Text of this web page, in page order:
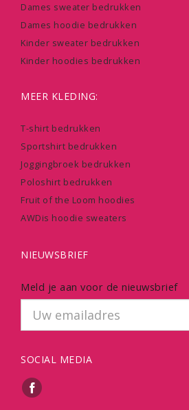
Dames sweater bedrukken
Dames hoodie bedrukken
Kinder sweater bedrukken
Kinder hoodies bedrukken
MEER KLEDING:
T-shirt bedrukken
Sportshirt bedrukken
Joggingbroek bedrukken
Poloshirt bedrukken
Fruit of the Loom hoodies
AWDis hoodie sweaters
NIEUWSBRIEF
Meld je aan voor de nieuwsbrief
SOCIAL MEDIA